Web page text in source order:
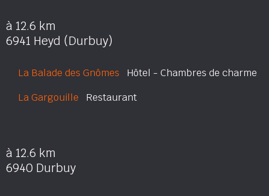
à 12.6 km
6941 Heyd (Durbuy)
La Balade des Gnômes Hôtel - Chambres de charme
La Gargouille Restaurant
à 12.6 km
6940 Durbuy